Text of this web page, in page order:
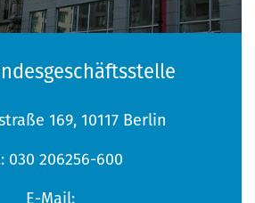
169, 10117 Berlin
030 206256-600
E-Mail: